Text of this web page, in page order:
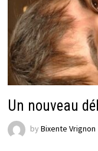
Un nouveau
by Bixente Vrignon